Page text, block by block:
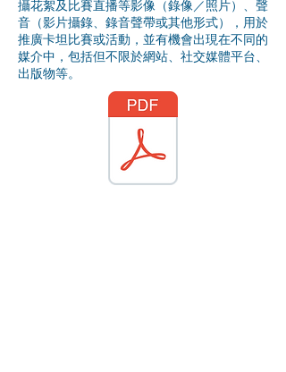
攝花絮及比賽直播等影像（錄像／照片）、聲
音（影片攝錄、錄音聲帶或其他形式），用於
推廣卡坦比賽或活動，並有機會出現在不同的
媒介中，包括但不限於網站、社交媒體平台、
出版物等。